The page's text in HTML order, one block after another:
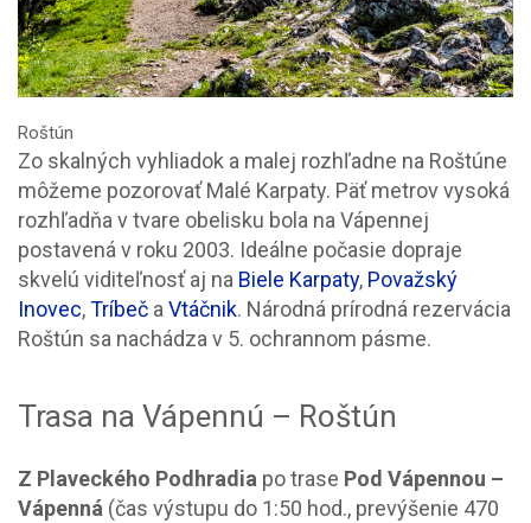
Roštún
Zo skalných vyhliadok a malej rozhľadne na Roštúne
môžeme pozorovať Malé Karpaty. Päť metrov vysoká
rozhľadňa v tvare obelisku bola na Vápennej
postavená v roku 2003. Ideálne počasie dopraje
skvelú viditeľnosť aj na Biele Karpaty, Považský
Inovec,Tríbeč a Vtáčnik. Národná prírodná rezervácia
Roštún sa nachádza v 5. ochrannom pásme.
Trasa na Vápennú – Roštún
Z Plaveckého Podhradia po trase Pod Vápennou –
Vápenná (čas výstupu do 1:50 hod., prevýšenie 470